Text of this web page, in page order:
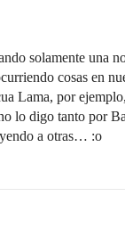
solamente una
cosas en
Lama, por
lo digo tanto por
a otras… :o